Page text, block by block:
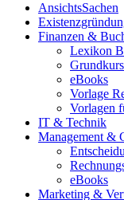
AnsichtsSachen
Finanzen &
Lexikon
eBooks
Vorlage
Vorlagen
IT & Technik
Management &
eBooks
Marketing &